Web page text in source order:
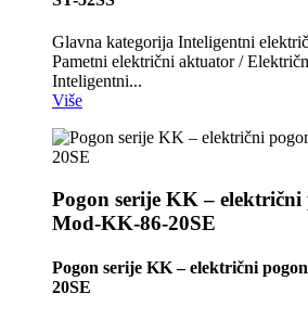
Glavna kategorija Inteligentni
Pametni električni aktuator /
Inteligentni...
Više
Pogon serije KK – električni
Mod-KK-86-20SE
Pogon serije KK – električni
20SE